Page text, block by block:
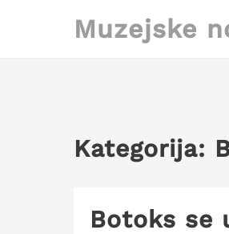
Muzejske
Kategorija:
Botoks se